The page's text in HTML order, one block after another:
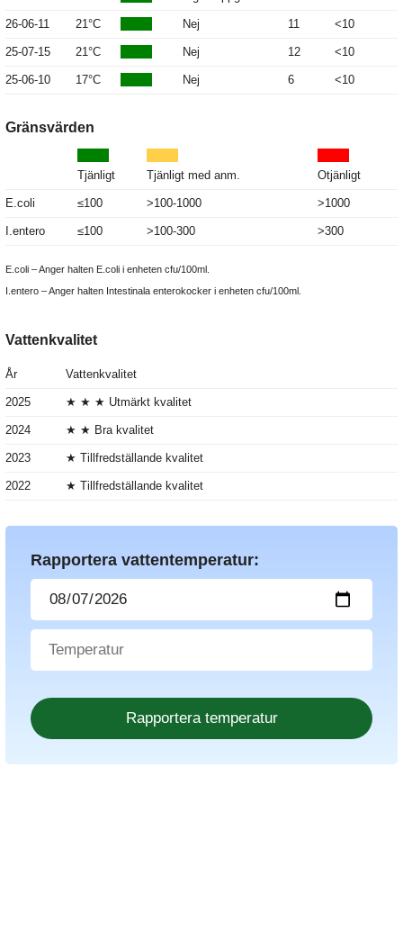
26-06-11 21°C Nej 11 <10
25-07-15 21°C Nej 12 <10
25-06-10 17°C Nej 6 <10
Gränsvärden
Tjänligt Tjänligt med anm. Otjänligt
E.coli ≤100 >100-1000 >1000
I.entero ≤100 >100-300 >300
E.coli – Anger halten E.coli i enheten cfu/100ml.
I.entero – Anger halten Intestinala enterokocker i enheten cfu/100ml.
Vattenkvalitet
År Vattenkvalitet
2025 ★ ★ ★ Utmärkt kvalitet
2024 ★ ★ Bra kvalitet
2023 ★ Tillfredställande kvalitet
2022 ★ Tillfredställande kvalitet
Rapportera vattentemperatur: